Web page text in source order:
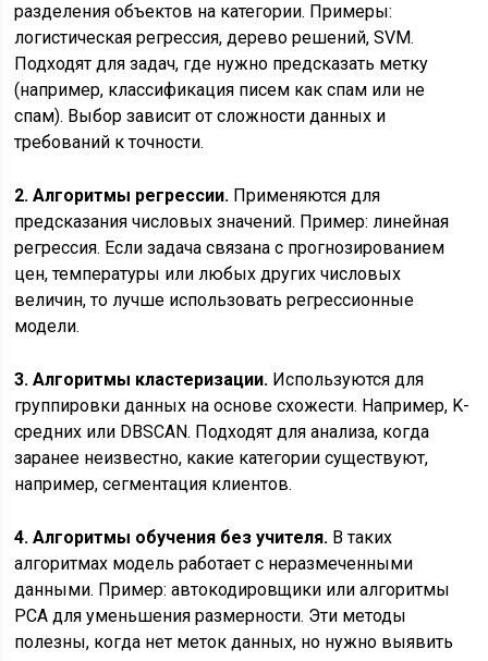
разделения объектов на категории. Примеры:
логистическая регрессия, дерево решений, SVM.
Подходят для задач, где нужно предсказать метку
(например, классификация писем как спам или не
спам). Выбор зависит от сложности данных и
требований к точности.
2. Алгоритмы регрессии. Применяются для
предсказания числовых значений. Пример: линейная
регрессия. Если задача связана с прогнозированием
цен, температуры или любых других числовых
величин, то лучше использовать регрессионные
модели.
3. Алгоритмы кластеризации. Используются для
группировки данных на основе схожести. Например, K-
средних или DBSCAN. Подходят для анализа, когда
заранее неизвестно, какие категории существуют,
например, сегментация клиентов.
4. Алгоритмы обучения без учителя. В таких
алгоритмах модель работает с неразмеченными
данными. Пример: автокодировщики или алгоритмы
PCA для уменьшения размерности. Эти методы
полезны, когда нет меток данных, но нужно выявить